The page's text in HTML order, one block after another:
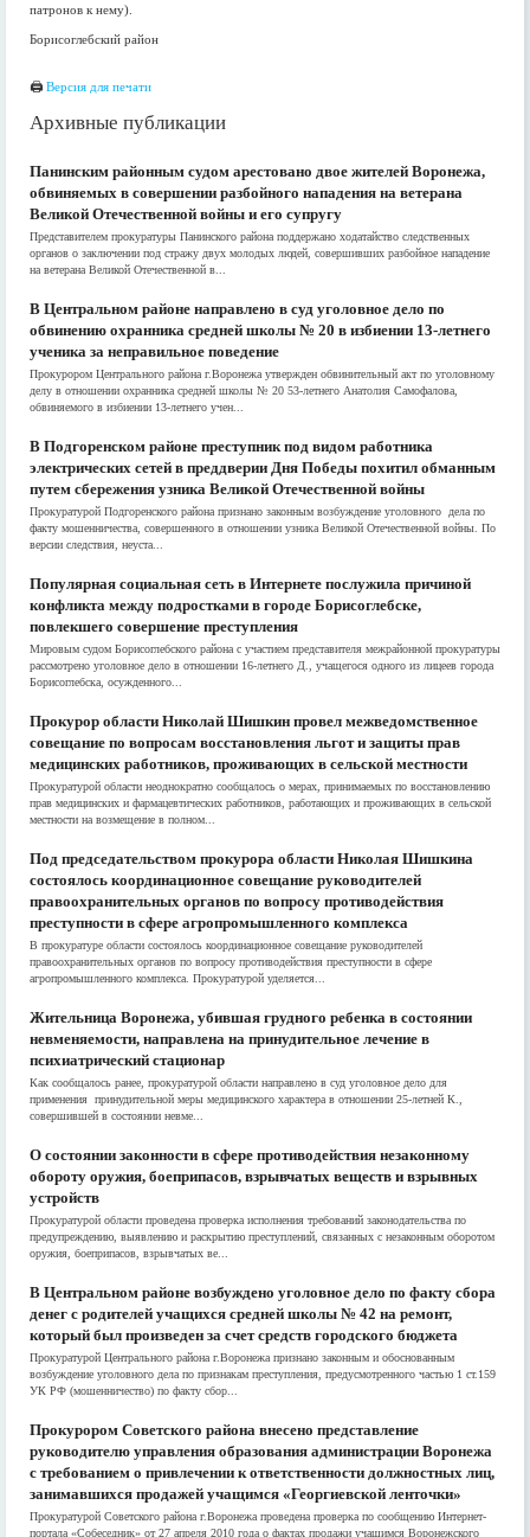
патронов к нему).
Борисоглебский район
🖨 Версия для печати
Архивные публикации
Панинским районным судом арестовано двое жителей Воронежа,
обвиняемых в совершении разбойного нападения на ветерана
Великой Отечественной войны и его супругу
Представителем прокуратуры Панинского района поддержано ходатайство следственных
органов о заключении под стражу двух молодых людей, совершивших разбойное нападение
на ветерана Великой Отечественной в...
В Центральном районе направлено в суд уголовное дело по
обвинению охранника средней школы № 20 в избиении 13-летнего
ученика за неправильное поведение
Прокурором Центрального района г.Воронежа утвержден обвинительный акт по уголовному
делу в отношении охранника средней школы № 20 53-летнего Анатолия Самофалова,
обвиняемого в избиении 13-летнего учен...
В Подгоренском районе преступник под видом работника
электрических сетей в преддверии Дня Победы похитил обманным
путем сбережения узника Великой Отечественной войны
Прокуратурой Подгоренского района признано законным возбуждение уголовного дела по
факту мошенничества, совершенного в отношении узника Великой Отечественной войны. По
версии следствия, неуста...
Популярная социальная сеть в Интернете послужила причиной
конфликта между подростками в городе Борисоглебске,
повлекшего совершение преступления
Мировым судом Борисоглебского района с участием представителя межрайонной прокуратуры
рассмотрено уголовное дело в отношении 16-летнего Д., учащегося одного из лицеев города
Борисоглебска, осужденного...
Прокурор области Николай Шишкин провел межведомственное
совещание по вопросам восстановления льгот и защиты прав
медицинских работников, проживающих в сельской местности
Прокуратурой области неоднократно сообщалось о мерах, принимаемых по восстановлению
прав медицинских и фармацевтических работников, работающих и проживающих в сельской
местности на возмещение в полном...
Под председательством прокурора области Николая Шишкина
состоялось координационное совещание руководителей
правоохранительных органов по вопросу противодействия
преступности в сфере агропромышленного комплекса
В прокуратуре области состоялось координационное совещание руководителей
правоохранительных органов по вопросу противодействия преступности в сфере
агропромышленного комплекса. Прокуратурой уделяется...
Жительница Воронежа, убившая грудного ребенка в состоянии
невменяемости, направлена на принудительное лечение в
психиатрический стационар
Как сообщалось ранее, прокуратурой области направлено в суд уголовное дело для
применения принудительной меры медицинского характера в отношении 25-летней К.,
совершившей в состоянии невме...
О состоянии законности в сфере противодействия незаконному
обороту оружия, боеприпасов, взрывчатых веществ и взрывных
устройств
Прокуратурой области проведена проверка исполнения требований законодательства по
предупреждению, выявлению и раскрытию преступлений, связанных с незаконным оборотом
оружия, боеприпасов, взрывчатых ве...
В Центральном районе возбуждено уголовное дело по факту сбора
денег с родителей учащихся средней школы № 42 на ремонт,
который был произведен за счет средств городского бюджета
Прокуратурой Центрального района г.Воронежа признано законным и обоснованным
возбуждение уголовного дела по признакам преступления, предусмотренного частью 1 ст.159
УК РФ (мошенничество) по факту сбор...
Прокурором Советского района внесено представление
руководителю управления образования администрации Воронежа
с требованием о привлечении к ответственности должностных лиц,
занимавшихся продажей учащимся «Георгиевской ленточки»
Прокуратурой Советского района г.Воронежа проведена проверка по сообщению Интернет-
портала «Собеседник» от 27 апреля 2010 года о фактах продажи учащимся Воронежского